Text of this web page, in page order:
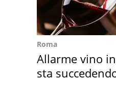
Roma
Allarme vino
sta